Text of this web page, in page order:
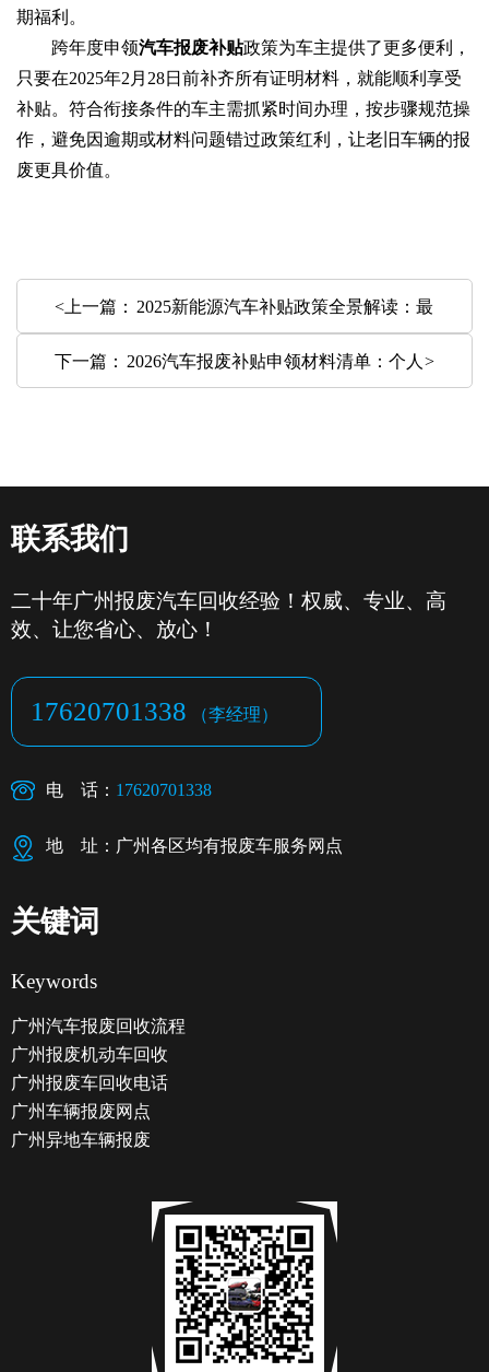
期福利。
跨年度申领汽车报废补贴政策为车主提供了更多便利，
只要在2025年2月28日前补齐所有证明材料，就能顺利享受
补贴。符合衔接条件的车主需抓紧时间办理，按步骤规范操
作，避免因逾期或材料问题错过政策红利，让老旧车辆的报
废更具价值。
<上一篇： 2025新能源汽车补贴政策全景解读：最
高省5万，申请流程+避坑指南一文读懂
下一篇： 2026汽车报废补贴申领材料清单：个人 >
联系我们
二十年广州报废汽车回收经验！权威、专业、高
效、让您省心、放心！
17620701338 （李经理）
电 话： 17620701338
地 址：广州各区均有报废车服务网点
关键词
Keywords
广州汽车报废回收流程
广州报废机动车回收
广州报废车回收电话
广州车辆报废网点
广州异地车辆报废